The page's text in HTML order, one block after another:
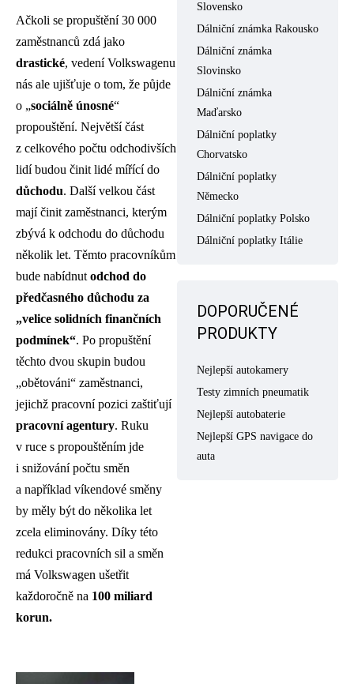
Ačkoli se propuštění 30 000
zaměstnanců zdá jako
drastické, vedení Volkswagenu
nás ale ujišťuje o tom, že půjde
o „sociálně únosné“
propouštění. Největší část
z celkového počtu odchodivších
lidí budou činit lidé mířící do
důchodu. Další velkou část
mají činit zaměstnanci, kterým
zbývá k odchodu do důchodu
několik let. Těmto pracovníkům
bude nabídnut odchod do
předčasného důchodu za
„velice solidních finančních
podmínek“. Po propuštění
těchto dvou skupin budou
„obětováni“ zaměstnanci,
jejichž pracovní pozici zaštiťují
pracovní agentury. Ruku
v ruce s propouštěním jde
i snižování počtu směn
a například víkendové směny
by měly být do několika let
zcela eliminovány. Díky této
redukci pracovních sil a směn
má Volkswagen ušetřit
každoročně na 100 miliard
korun.
Slovensko
Dálniční známka Rakousko
Dálniční známka
Slovinsko
Dálniční známka
Maďarsko
Dálniční poplatky
Chorvatsko
Dálniční poplatky
Německo
Dálniční poplatky Polsko
Dálniční poplatky Itálie
DOPORUČENÉ
PRODUKTY
Nejlepší autokamery
Testy zimních pneumatik
Nejlepší autobaterie
Nejlepší GPS navigace do
auta